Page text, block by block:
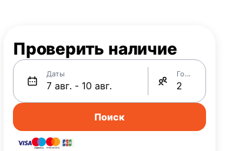
Проверить наличие
Даты Гости
Поиск